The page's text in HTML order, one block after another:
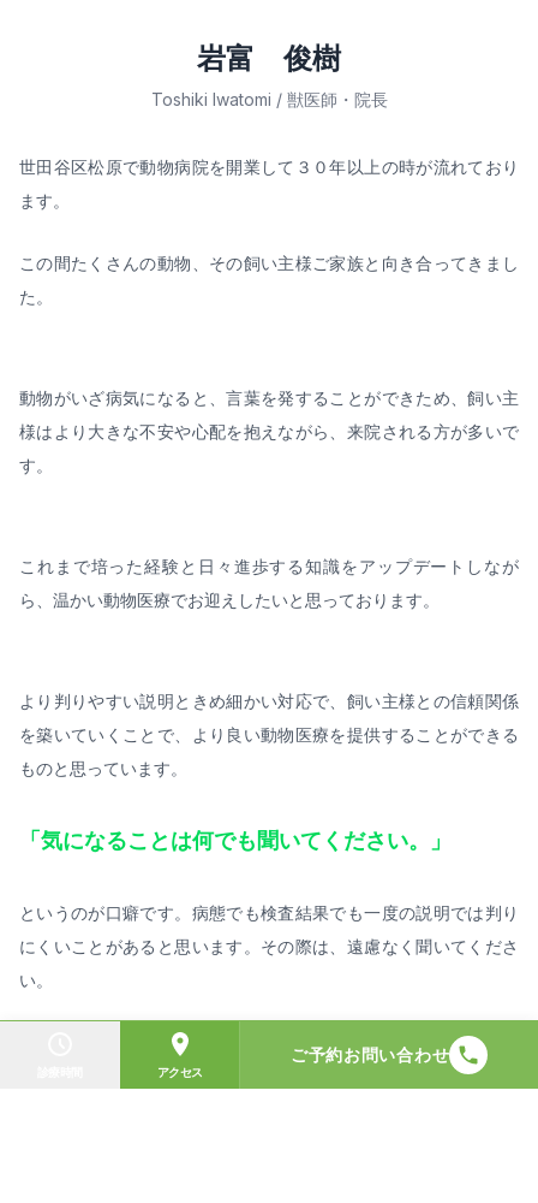
岩富 俊樹
Toshiki Iwatomi / 獣医師・院長
世田谷区松原で動物病院を開業して３０年以上の時が流れており
ます。
この間たくさんの動物、その飼い主様ご家族と向き合ってきまし
た。
動物がいざ病気になると、言葉を発することができため、飼い主
様はより大きな不安や心配を抱えながら、来院される方が多いで
す。
これまで培った経験と日々進歩する知識をアップデートしなが
ら、温かい動物医療でお迎えしたいと思っております。
より判りやすい説明ときめ細かい対応で、飼い主様との信頼関係
を築いていくことで、より良い動物医療を提供することができる
ものと思っています。
「気になることは何でも聞いてください。」
というのが口癖です。病態でも検査結果でも一度の説明では判り
にくいことがあると思います。その際は、遠慮なく聞いてくださ
い。
そのことが飼い主様のご理解に繋がり、小さなご家族のためにな
アクセス
ご予約お問い合わせ